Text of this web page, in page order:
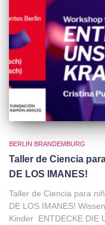
BERLIN BRANDEMBURG
Taller de Ciencia
DE LOS IMANES!
Taller de Ciencia para
DE LOS IMANES!
Kinder ENTDECKE DIE